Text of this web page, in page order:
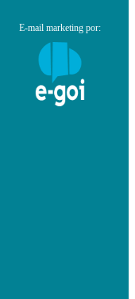
E-mail marketing por: